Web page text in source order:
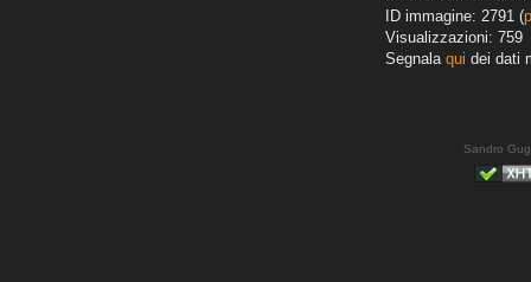
ID immagine: 2791 (
Visualizzazioni: 759
Segnala qui dei dati
Sandro